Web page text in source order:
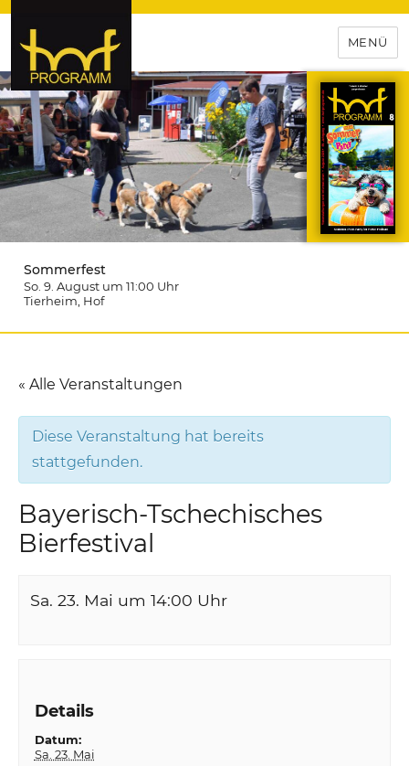
hof-programm – das
Veranstaltungsportal für
Hochfranken
MENÜ
Sommerfest
So. 9. August um 11:00 Uhr
Tierheim , Hof
« Alle Veranstaltungen
Diese Veranstaltung hat bereits
stattgefunden.
Bayerisch-Tschechisches
Bierfestival
Sa. 23. Mai um 14:00 Uhr
Details
Datum:
Sa. 23. Mai